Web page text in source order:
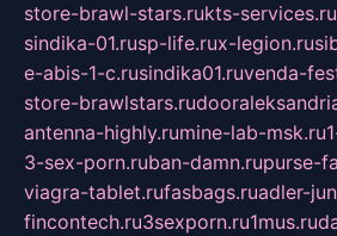
store-brawl-stars.rukts-services.ru
sindika-01.rusp-life.rux-legion.ru
e-abis-1-c.rusindika01.ruvenda-
store-brawlstars.ru
antenna-highly.rumine-lab-msk.ru
3-sex-porn.ruban-damn.rupurse-
viagra-tablet.rufasbags.ruadler-
fincontech.ru3sexporn.ru1mus.ru